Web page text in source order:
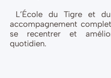
L’École du Tigre et
accompagnement
se recentrer et
quotidien.